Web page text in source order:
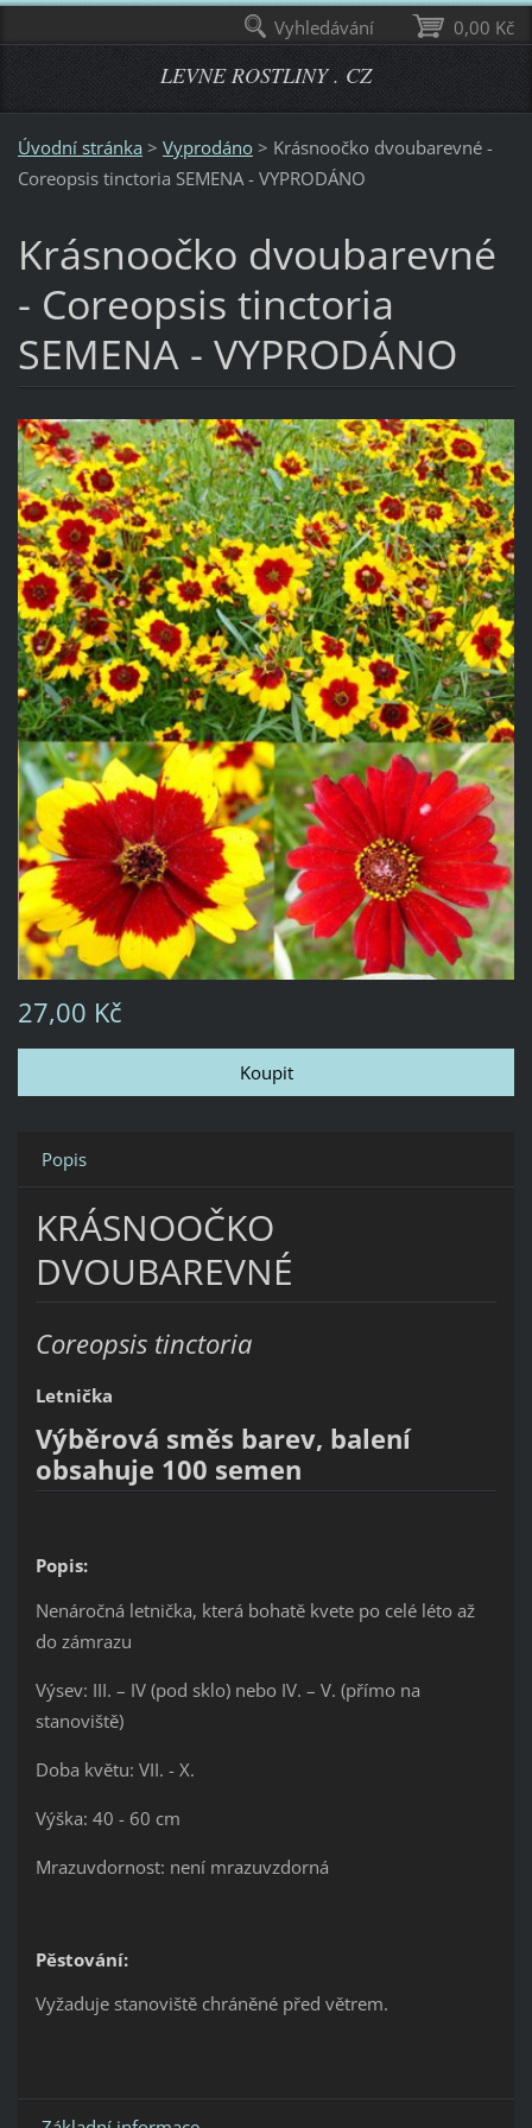
LEVNE ROSTLINY . CZ
Úvodní stránka > Vyprodáno > Krásnoočko dvoubarevné -
Coreopsis tinctoria SEMENA - VYPRODÁNO
Krásnoočko dvoubarevné
- Coreopsis tinctoria
SEMENA - VYPRODÁNO
27,00 Kč
Popis
KRÁSNOOČKO
DVOUBAREVNÉ
Coreopsis tinctoria
Letnička
Výběrová směs barev, balení
obsahuje 100 semen
Popis:
Nenáročná letnička, která bohatě kvete po celé léto až
do zámrazu
Výsev: III. – IV (pod sklo) nebo IV. – V. (přímo na
stanoviště)
Doba květu: VII. - X.
Výška: 40 - 60 cm
Mrazuvdornost: není mrazuvzdorná
Pěstování:
Vyžaduje stanoviště chráněné před větrem.
0,00 Kč
Vyhledávání